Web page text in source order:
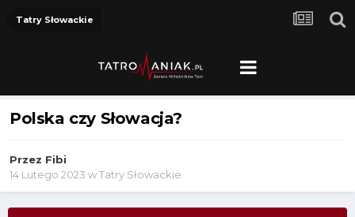
Tatry Słowackie
Polska czy Słowacja?
Przez Fibi
14 Lutego 2023 wTatry Słowackie